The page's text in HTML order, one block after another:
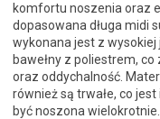
komfortu noszenia oraz
dopasowana długa midi
wykonana jest z
bawełny z poliestrem,
oraz oddychalność.
również są trwałe, co
być noszona